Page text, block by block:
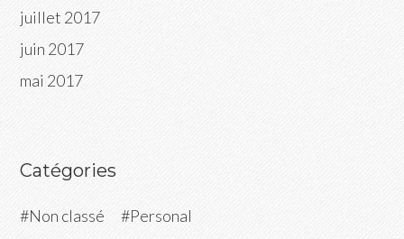
juillet 2017
juin 2017
mai 2017
Catégories
Non classé Personal